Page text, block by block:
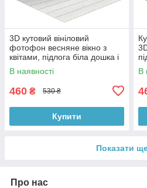
3D кутовий вініловий
фотофон весняне вікно з
квітами, підлога біла дошка і
камінь, 50×50 см, №58638
В наявності
460 ₴ 530 ₴
Купити
В
Показати
Про нас